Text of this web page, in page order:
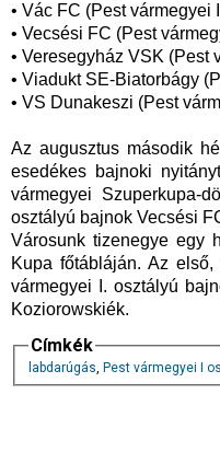
• Vác FC (Pest vármegyei
• Vecsési FC (Pest
• Veresegyház VSK (Pest
• Viadukt SE-Biatorbágy
• VS Dunakeszi (Pest
Az augusztus második
esedékes bajnoki
vármegyei Szuperkupa-
osztályú bajnok Vecsési
Városunk tizenegye egy
Kupa főtábláján. Az
vármegyei I. osztályú
Koziorowskiék.
Címkék
labdarúgás, Pest vármegyei I